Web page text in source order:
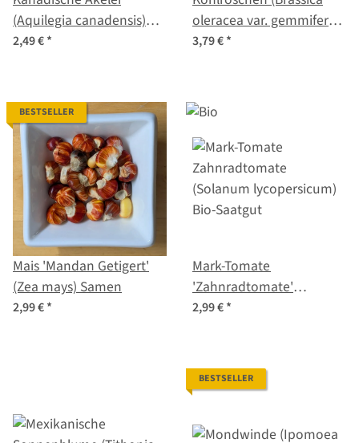
(Aquilegia canadensis)
Samen
2,49 €*
oleracea var. gemmifera x
sabellica) Samen
3,79 €*
BESTSELLER
Mais 'Mandan Getigert'
(Zea mays) Samen
2,99 €*
Mark-Tomate
'Zahnradtomate'
(Solanum lycopersicum)
2,99 €*
BESTSELLER